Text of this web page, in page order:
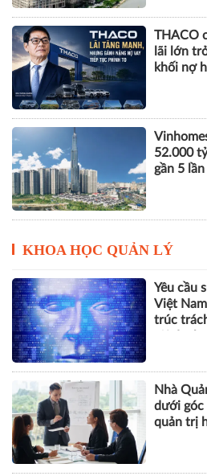
THACO
lãi lớn
khối nợ
52.000
gần 5
KHOA HỌC QUẢN LÝ
Yêu cầu
Việt
trúc
Nhà
dưới góc
quản trị